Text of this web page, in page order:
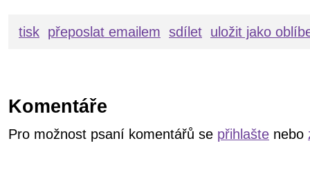
tisk přeposlat emailem sdílet uložit jako
Komentáře
Pro možnost psaní komentářů se přihlašte nebo